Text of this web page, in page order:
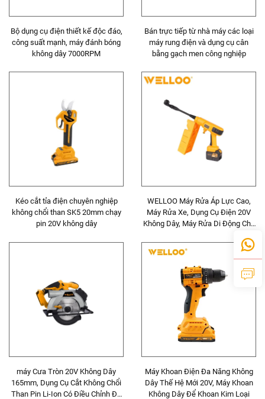
Bộ dụng cụ điện thiết kế độc đáo,
công suất mạnh, máy đánh bóng
không dây 7000RPM
Bán trực tiếp từ nhà máy các loại
máy rung điện và dụng cụ cân
bằng gạch men công nghiệp
Kéo cắt tỉa điện chuyên nghiệp
không chổi than SK5 20mm chạy
pin 20V không dây
WELLOO Máy Rửa Áp Lực Cao,
Máy Rửa Xe, Dụng Cụ Điện 20V
Không Dây, Máy Rửa Di Động Cho
máy Cưa Tròn 20V Không Dây
165mm, Dụng Cụ Cắt Không Chổi
Than Pin Li-Ion Có Điều Chỉnh Độ
Máy Khoan Điện Đa Năng Không
Dây Thế Hệ Mới 20V, Máy Khoan
Không Dây Để Khoan Kim Loại